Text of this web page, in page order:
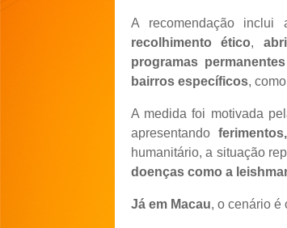
A recomendação
recolhimento ético,
programas
bairros específicos,
A medida foi motivada
apresentando
humanitário, a situação
doenças como a
Já em Macau, o cenário é